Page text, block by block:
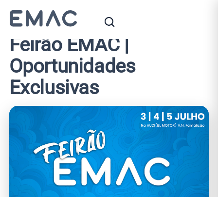
EMAC Auto
Feirão EMAC |
Oportunidades
Exclusivas